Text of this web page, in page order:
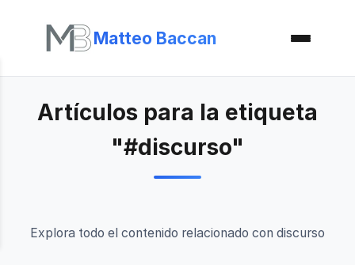
Matteo Baccan
Artículos para la etiqueta
"#discurso"
Explora todo el contenido relacionado con discurso